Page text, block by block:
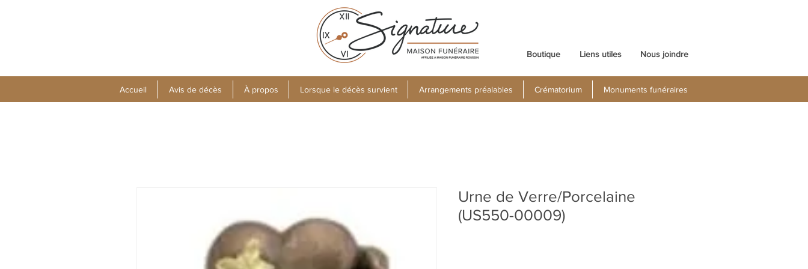
Boutique Liens utiles Nous joindre
Accueil Avis de décès À propos Lorsque le décès survient Arrangements préalables Crématorium Monuments funéraires
Urne de Verre/Porcelaine
(US550-00009)